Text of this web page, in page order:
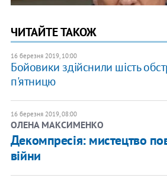
ЧИТАЙТЕ ТАКОЖ
16 березня 2019, 10:00
Бойовики здійснили шість
п'ятницю
16 березня 2019, 08:00
ОЛЕНА МАКСИМЕНКО
Декомпресія: мистецтво
війни